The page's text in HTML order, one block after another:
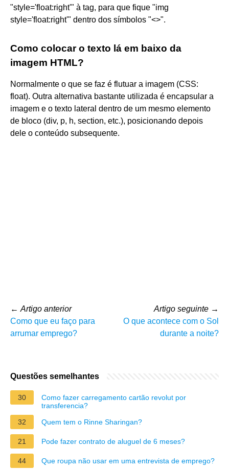
"style='float:right'" à tag, para que fique "img
style='float:right'" dentro dos símbolos "<>".
Como colocar o texto lá em baixo da
imagem HTML?
Normalmente o que se faz é flutuar a imagem (CSS:
float). Outra alternativa bastante utilizada é encapsular a
imagem e o texto lateral dentro de um mesmo elemento
de bloco (div, p, h, section, etc.), posicionando depois
dele o conteúdo subsequente.
← Artigo anterior
Como que eu faço para
arrumar emprego?
Artigo seguinte →
O que acontece com o Sol
durante a noite?
Questões semelhantes
30
Como fazer carregamento cartão revolut por
transferencia?
32
Quem tem o Rinne Sharingan?
21 Pode fazer contrato de aluguel de 6 meses?
44 Que roupa não usar em uma entrevista de emprego?